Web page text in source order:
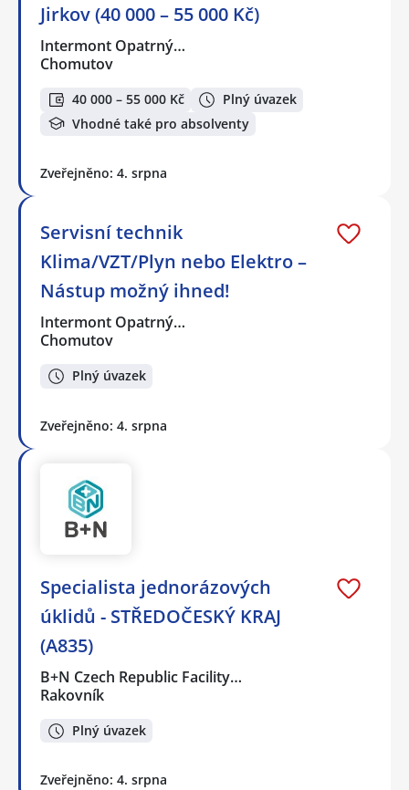
Jirkov (40 000 – 55 000 Kč)
Intermont Opatrný…
Chomutov
40 000 – 55 000 Kč
Plný úvazek
Vhodné také pro absolventy
Zveřejněno: 4. srpna
Servisní technik
Klima/VZT/Plyn nebo Elektro –
Nástup možný ihned!
Intermont Opatrný…
Chomutov
Plný úvazek
Zveřejněno: 4. srpna
Specialista jednorázových
úklidů - STŘEDOČESKÝ KRAJ
(A835)
B+N Czech Republic Facility…
Rakovník
Plný úvazek
Zveřejněno: 4. srpna